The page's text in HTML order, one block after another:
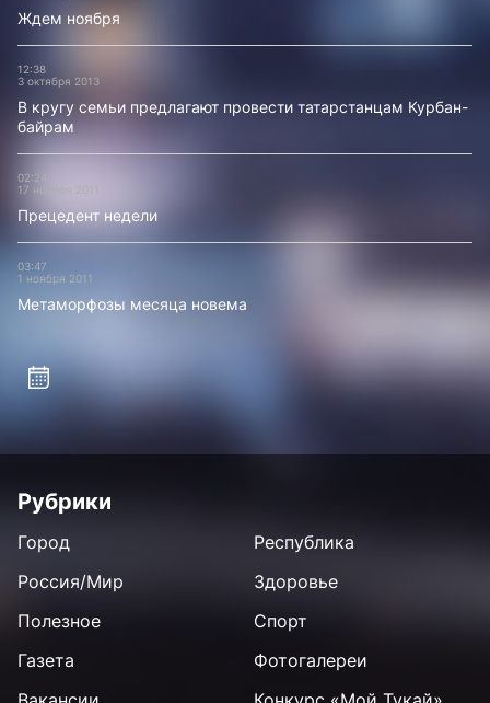
Ждем ноября
12:38
3 октября 2013
В кругу семьи предлагают провести татарстанцам Курбан-
байрам
02:24
17 ноября 2011
Прецедент недели
03:47
1 ноября 2011
Метаморфозы месяца новема
Рубрики
Город
Республика
Россия/Мир
Здоровье
Полезное
Спорт
Газета
Фотогалереи